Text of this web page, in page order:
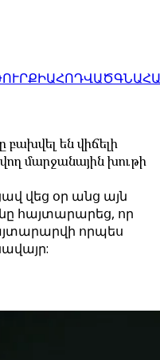
ՀՈԴՎԱԾ
են վիճելի
մարջանային խութի
վեց օր անց այն
հայտարարեց, որ
որպես